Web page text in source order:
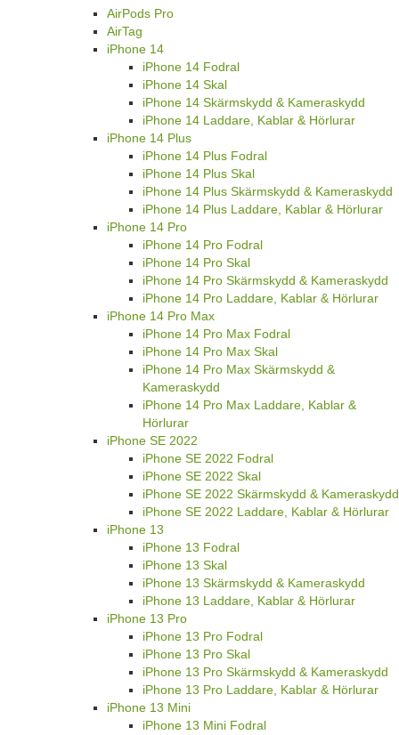
AirPods Pro
AirTag
iPhone 14
iPhone 14 Fodral
iPhone 14 Skal
iPhone 14 Skärmskydd & Kameraskydd
iPhone 14 Laddare, Kablar & Hörlurar
iPhone 14 Plus
iPhone 14 Plus Fodral
iPhone 14 Plus Skal
iPhone 14 Plus Skärmskydd & Kameraskydd
iPhone 14 Plus Laddare, Kablar & Hörlurar
iPhone 14 Pro
iPhone 14 Pro Fodral
iPhone 14 Pro Skal
iPhone 14 Pro Skärmskydd & Kameraskydd
iPhone 14 Pro Laddare, Kablar & Hörlurar
iPhone 14 Pro Max
iPhone 14 Pro Max Fodral
iPhone 14 Pro Max Skal
iPhone 14 Pro Max Skärmskydd &
Kameraskydd
iPhone 14 Pro Max Laddare, Kablar &
Hörlurar
iPhone SE 2022
iPhone SE 2022 Fodral
iPhone SE 2022 Skal
iPhone SE 2022 Skärmskydd & Kameraskydd
iPhone SE 2022 Laddare, Kablar & Hörlurar
iPhone 13
iPhone 13 Fodral
iPhone 13 Skal
iPhone 13 Skärmskydd & Kameraskydd
iPhone 13 Laddare, Kablar & Hörlurar
iPhone 13 Pro
iPhone 13 Pro Fodral
iPhone 13 Pro Skal
iPhone 13 Pro Skärmskydd & Kameraskydd
iPhone 13 Pro Laddare, Kablar & Hörlurar
iPhone 13 Mini
iPhone 13 Mini Fodral